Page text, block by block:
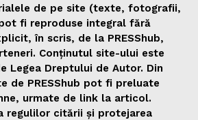
de pe site (texte, fotografii,
fi reproduse integral fără
în scris, de la PRESShub,
Conținutul site-ului este
Legea Dreptului de Autor. Din
de PRESShub pot fi preluate
urmate de link la articol.
regulilor citării și protejarea